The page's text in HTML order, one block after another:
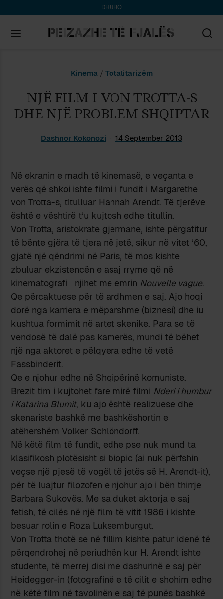
DHURO
Kinema/ Totalitarizëm
NJË FILM I VON TROTTA-S
DHE NJË PROBLEM SHQIPTAR
Dashnor Kokonozi 14 September 2013
Në ekranin e madh të kinemasë, e veçanta e
verës që shkoi ishte filmi i fundit i Margarethe
von Trotta-s, titulluar Hannah Arendt. Të tjerëve
është e vështirë t’u kujtosh edhe titullin.
Von Trotta, aristokrate gjermane, ishte përgatitur
të bënte gjëra të tjera në jetë, sikur në vitet ’60,
gjatë një qëndrimi në Paris, të mos kishte
zbuluar ekzistencën e asaj rryme që në
kinematografi njihet me emrin Nouvelle vague.
Qe përcaktuese për të ardhmen e saj. Ajo hoqi
dorë nga karriera e mëparshme (biznesi) dhe iu
kushtua formimit në artet skenike. Para se të
vendosë të dalë pas kamerës, mundi të bëhet
një nga aktoret e pëlqyera edhe të vetë
Fassbinderit.
Qe e njohur edhe në Shqipërinë komuniste.
Brezit tim i kujtohet fare mirë filmi Nderi i humbur
i Katarina Blumit, ku ajo është realizuese dhe
skenariste bashkë me bashkëshortin e
atëhershëm Volker Schlöndorff.
Në këtë film të fundit, edhe pse nuk mund ta
klasifikosh plotësisht si biopic (ai nuk përfshin
veçse një pjesë të vogël të jetës së H. Arendt-it),
për të luajtur filozofen e njohur ajo i bën thirrje
Barbara Sukovës. Me sa duket aktorja e saj
fetish, të cilës në një film të vitit 1986 i kishte
besuar rolin e Roza Luksemburgut.
Von Trotta thotë se në fillim kishte patur idenë të
përqendrohej në periudhën kur H. Arendt ishte
studente, të merrej disi me dashurinë e saj për
Heidegger-in (fotografinë e të cilit e shohim edhe
në këtë film në tavolinën e saj të punës bashkë